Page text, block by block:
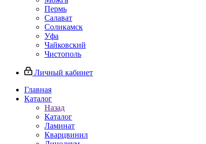
Пермь
Салават
Соликамск
Уфа
Чайковский
Чистополь
Личный кабинет
Главная
Каталог
Назад
Каталог
Ламинат
Кварцвинил